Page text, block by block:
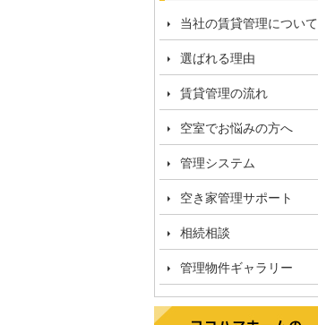
当社の賃貸管理について
選ばれる理由
賃貸管理の流れ
空室でお悩みの方へ
管理システム
空き家管理サポート
相続相談
管理物件ギャラリー